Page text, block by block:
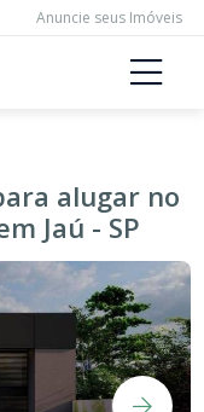
Anuncie seus Imóveis
alugar no
Jaú - SP